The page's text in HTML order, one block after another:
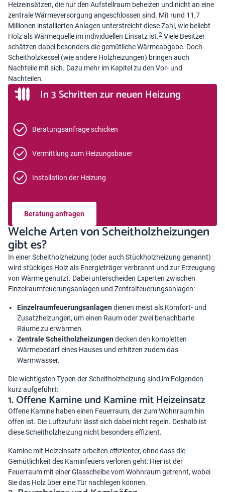
Heizeinsätzen, die nur den Aufstellraum beheizen und nicht an eine
zentrale Wärmeversorgung angeschlossen sind. Mit rund 11,7
Millionen installierten Anlagen unterstreicht diese Zahl, wie beliebt
Holz als Wärmequelle im individuellen Einsatz ist.2 Viele Besitzer
schätzen dabei besonders die gemütliche Wärmeabgabe. Doch
Scheitholzkessel (wie andere Holzheizungen) bringen auch
Nachteile mit sich. Dazu mehr im Kapitel zu den Vor- und
Nachteilen.
In 3 Schritten zur neuen Heizung
Beratungsanfrage schicken
Vermittlung zum Heizungsbauer
Installation der Heizung
Beratung anfragen
Welche Arten von Scheitholzheizungen
gibt es?
In einer Scheitholzheizung (oder auch Stückholzheizung genannt)
wird stückiges Holz als Energieträger verbrannt und zur Erzeugung
von Wärme genutzt. Dabei unterscheiden Experten zwischen
Einzelraumfeuerungsanlagen und Zentralfeuerungsanlagen:
Einzelraumfeuerungsanlagendienen meist als Komfort- und
Zusatzheizungen, um einen Raum oder zwei benachbarte
Räume zu erwärmen.
Zentrale Scheitholzheizungendecken den kompletten
Wärmebedarf eines Hauses und erhitzen zudem das
Warmwasser.
Die wichtigsten Typen der Scheitholzheizung sind im Folgenden
kurz aufgeführt:
1. Offene Kamine und Kamine mit Heizeinsatz
Offene Kamine haben einen Feuerraum, der zum Wohnraum hin
offen ist. Die Luftzufuhr lässt sich dabei nicht regeln. Deshalb ist
diese Scheitholzheizung nicht besonders effizient.
Kamine mit Heizeinsatz arbeiten effizienter, ohne dass die
Gemütlichkeit des Kaminfeuers verloren geht: Hier ist der
Feuerraum mit einer Glasscheibe vom Wohnraum getrennt, wobei
Sie das Holz über eine Tür nachlegen können.